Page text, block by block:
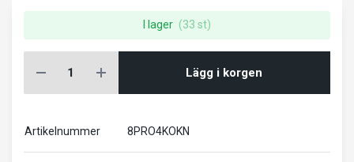
I lager (33 st)
Lägg i korgen
Artikelnummer 8PRO4KOKN